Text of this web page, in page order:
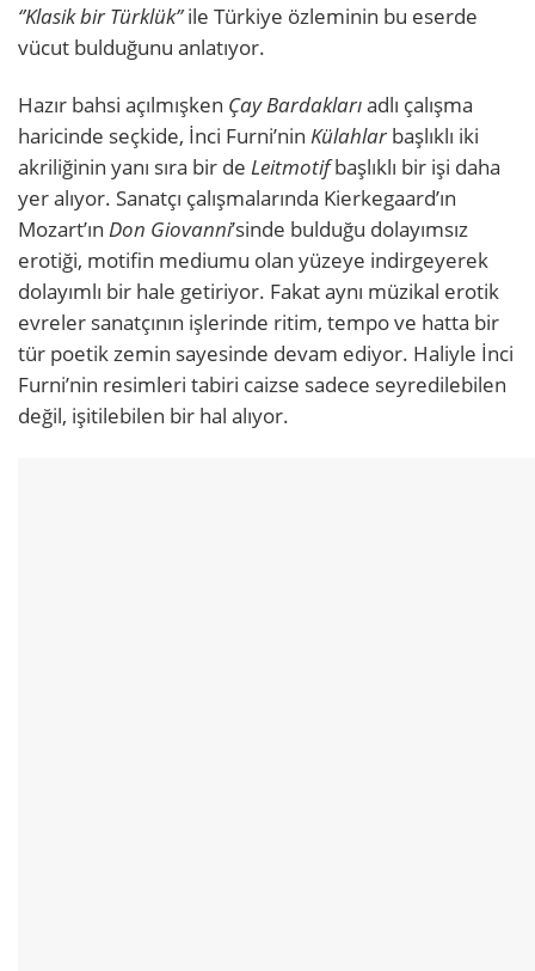
‘’Klasik bir Türklük’’ile Türkiye özleminin bu eserde
vücut bulduğunu anlatıyor.
Hazır bahsi açılmışken Çay Bardaklarıadlı çalışma
haricinde seçkide, İnci Furni’nin Külahlarbaşlıklı iki
akriliğinin yanı sıra bir de Leitmotifbaşlıklı bir işi daha
yer alıyor. Sanatçı çalışmalarında Kierkegaard’ın
Mozart’ın Don Giovanni’sinde bulduğu dolayımsız
erotiği, motifin mediumu olan yüzeye indirgeyerek
dolayımlı bir hale getiriyor. Fakat aynı müzikal erotik
evreler sanatçının işlerinde ritim, tempo ve hatta bir
tür poetik zemin sayesinde devam ediyor. Haliyle İnci
Furni’nin resimleri tabiri caizse sadece seyredilebilen
değil, işitilebilen bir hal alıyor.